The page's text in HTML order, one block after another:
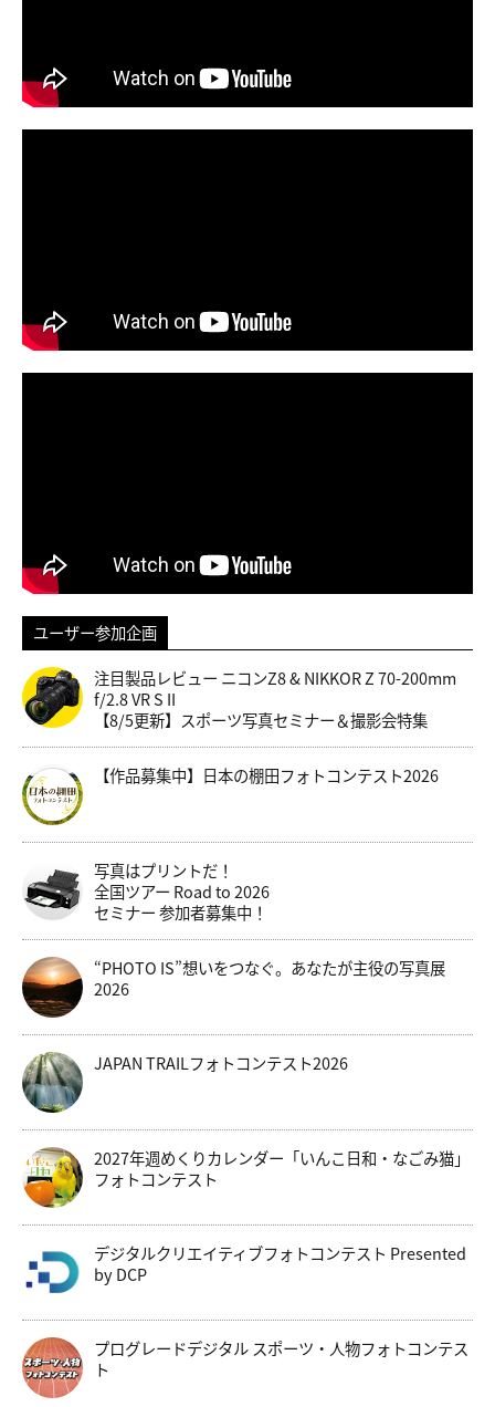
ユーザー参加企画
注目製品レビュー ニコンZ8 & NIKKOR Z 70-200mm
f/2.8 VR S II
【8/5更新】スポーツ写真セミナー＆撮影会特集
【作品募集中】日本の棚田フォトコンテスト2026
写真はプリントだ！
全国ツアー Road to 2026
セミナー 参加者募集中！
“PHOTO IS”想いをつなぐ。あなたが主役の写真展
2026
JAPAN TRAILフォトコンテスト2026
2027年週めくりカレンダー「いんこ日和・なごみ猫」
フォトコンテスト
デジタルクリエイティブフォトコンテスト Presented
by DCP
プログレードデジタル スポーツ・人物フォトコンテス
ト